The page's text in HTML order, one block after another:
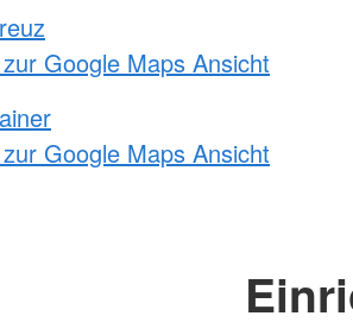
Google Maps Ansicht
Google Maps Ansicht